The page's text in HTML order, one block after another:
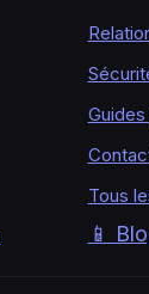
Tous
📱